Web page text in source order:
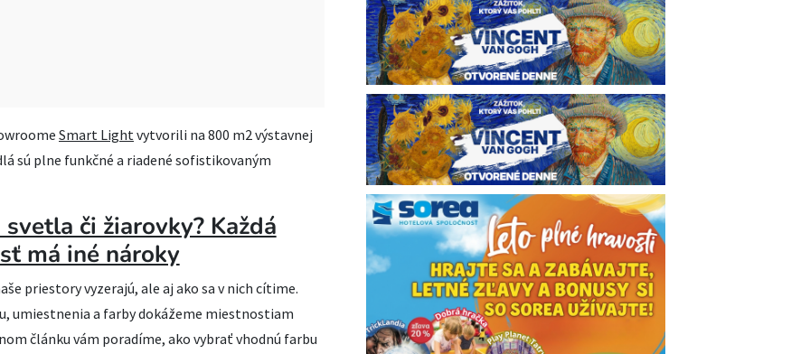
Smart Lightvytvorili na 800 m2 výstavnej
sú plne funkčné a riadené sofistikovaným
či žiarovky? Každá
má iné nároky
priestory vyzerajú, ale aj ako sa v nich cítime.
umiestnenia a farby dokážeme miestnostiam
článku vám poradíme, ako vybrať vhodnú farbu